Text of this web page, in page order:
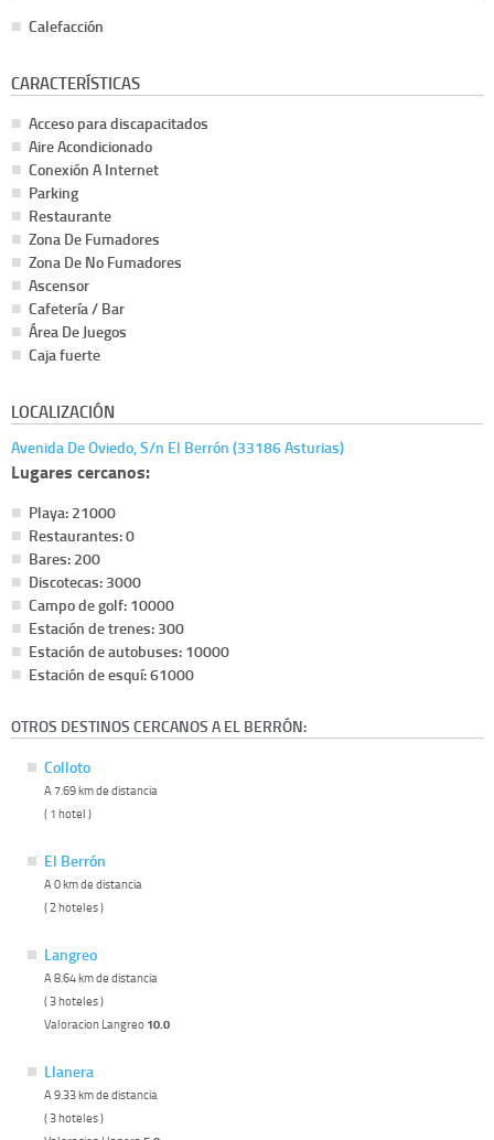
Calefacción
CARACTERÍSTICAS
Acceso para discapacitados
Aire Acondicionado
Conexión A Internet
Parking
Restaurante
Zona De Fumadores
Zona De No Fumadores
Ascensor
Cafetería / Bar
Área De Juegos
Caja fuerte
LOCALIZACIÓN
Avenida De Oviedo, S/n El Berrón (33186 Asturias)
Lugares cercanos:
Playa: 21000
Restaurantes: 0
Bares: 200
Discotecas: 3000
Campo de golf: 10000
Estación de trenes: 300
Estación de autobuses: 10000
Estación de esquí: 61000
OTROS DESTINOS CERCANOS A EL BERRÓN:
Colloto
A 7.69 km de distancia
( 1 hotel )
El Berrón
A 0 km de distancia
( 2 hoteles )
Langreo
A 8.64 km de distancia
( 3 hoteles )
Valoracion Langreo 10.0
Llanera
A 9.33 km de distancia
( 3 hoteles )